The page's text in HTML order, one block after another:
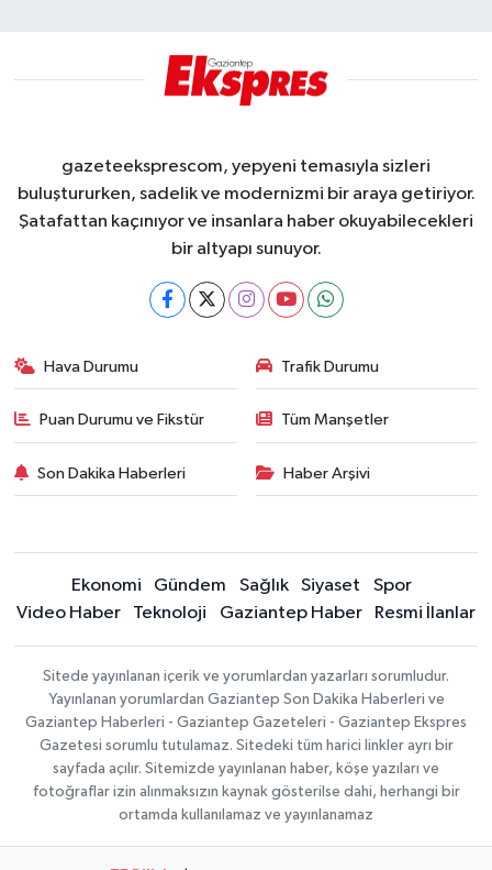
gazeteeksprescom, yepyeni temasıyla sizleri
buluştururken, sadelik ve modernizmi bir araya getiriyor.
Şatafattan kaçınıyor ve insanlara haber okuyabilecekleri
bir altyapı sunuyor.
Hava Durumu Trafik Durumu
Puan Durumu ve Fikstür Tüm Manşetler
Son Dakika Haberleri Haber Arşivi
Ekonomi Gündem Sağlık Siyaset
Spor
Video Haber
Teknoloji Gaziantep Haber Resmi İlanlar
Sitede yayınlanan içerik ve yorumlardan yazarları sorumludur.
Yayınlanan yorumlardan Gaziantep Son Dakika Haberleri ve
Gaziantep Haberleri - Gaziantep Gazeteleri - Gaziantep Ekspres
Gazetesi sorumlu tutulamaz. Sitedeki tüm harici linkler ayrı bir
sayfada açılır. Sitemizde yayınlanan haber, köşe yazıları ve
fotoğraflar izin alınmaksızın kaynak gösterilse dahi, herhangi bir
ortamda kullanılamaz ve yayınlanamaz